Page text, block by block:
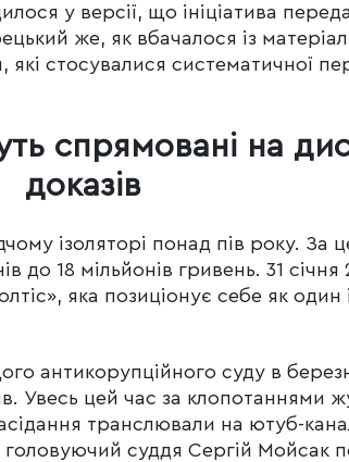
у версії, що ініціатива
же, як вбачалося із
які стосувалися систематичної
спрямовані на
доказів
ізоляторі понад пів року. За
до 18 мільйонів гривень. 31 січня
яка позиціонує себе як один
антикорупційного суду в
Увесь цей час за клопотаннями
транслювали на ютуб-
головуючий суддя Сергій Мойсак